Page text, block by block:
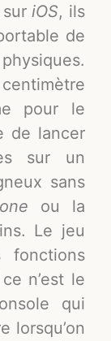
iOS, ils
de
pour le
de lancer
sur un
sans
ou la
Le jeu
fonctions
n’est le
qui
lorsqu’on